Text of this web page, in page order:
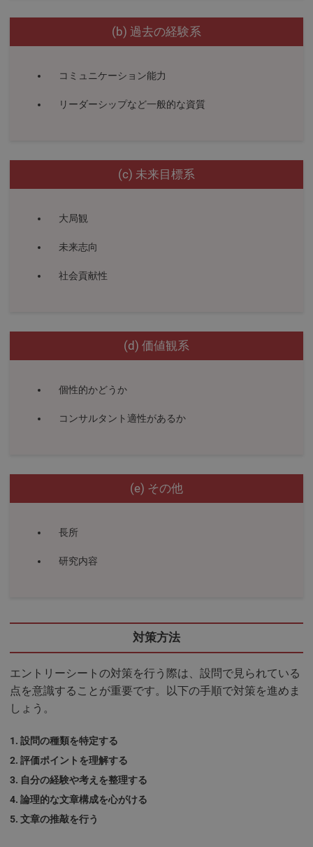
(b) 過去の経験系
コミュニケーション能力
リーダーシップなど一般的な資質
(c) 未来目標系
大局観
未来志向
社会貢献性
(d) 価値観系
個性的かどうか
コンサルタント適性があるか
(e) その他
長所
研究内容
対策方法
エントリーシートの対策を行う際は、設問で見られている
点を意識することが重要です。以下の手順で対策を進めま
しょう。
設問の種類を特定する
評価ポイントを理解する
自分の経験や考えを整理する
論理的な文章構成を心がける
文章の推敲を行う